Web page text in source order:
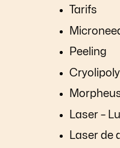
Tarifs
Peeling
Laser –
Laser de